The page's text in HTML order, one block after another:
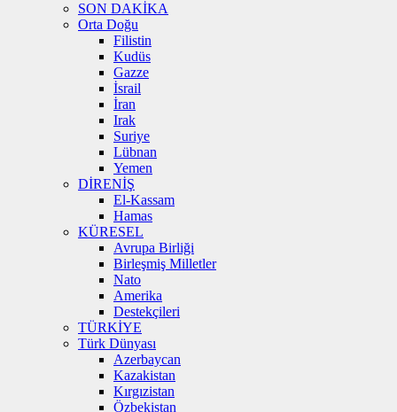
SON DAKİKA
Orta Doğu
Filistin
Kudüs
Gazze
İsrail
İran
Irak
Suriye
Lübnan
Yemen
DİRENİŞ
El-Kassam
Hamas
KÜRESEL
Avrupa Birliği
Birleşmiş Milletler
Nato
Amerika
Destekçileri
TÜRKİYE
Türk Dünyası
Azerbaycan
Kazakistan
Kırgızistan
Özbekistan